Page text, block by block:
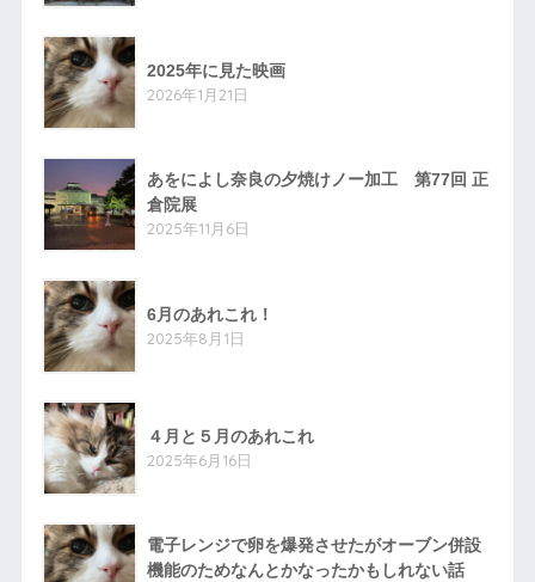
2025年に見た映画
2026年1月21日
あをによし奈良の夕焼けノー加工 第77回 正
倉院展
2025年11月6日
6月のあれこれ！
2025年8月1日
４月と５月のあれこれ
2025年6月16日
電子レンジで卵を爆発させたがオーブン併設
機能のためなんとかなったかもしれない話